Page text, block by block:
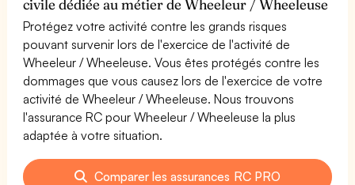
civile dédiée au métier de Wheeleur / Wheeleuse
Protégez votre activité contre les grands risques
pouvant survenir lors de l'exercice de l'activité de
Wheeleur / Wheeleuse. Vous êtes protégés contre les
dommages que vous causez lors de l'exercice de votre
activité de Wheeleur / Wheeleuse. Nous trouvons
l'assurance RC pour Wheeleur / Wheeleuse la plus
adaptée à votre situation.
Comparer les assurances RC PRO